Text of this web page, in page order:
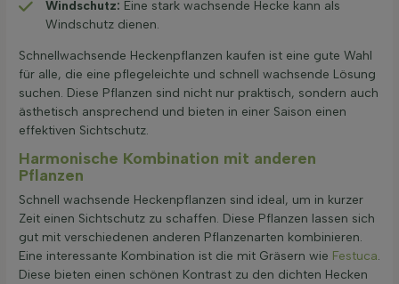
Windschutz: Eine stark wachsende Hecke kann als
Windschutz dienen.
Schnellwachsende Heckenpflanzen kaufen ist eine gute Wahl
für alle, die eine pflegeleichte und schnell wachsende Lösung
suchen. Diese Pflanzen sind nicht nur praktisch, sondern auch
ästhetisch ansprechend und bieten in einer Saison einen
effektiven Sichtschutz.
Harmonische Kombination mit anderen
Pflanzen
Schnell wachsende Heckenpflanzen sind ideal, um in kurzer
Zeit einen Sichtschutz zu schaffen. Diese Pflanzen lassen sich
gut mit verschiedenen anderen Pflanzenarten kombinieren.
Eine interessante Kombination ist die mit Gräsern wie Festuca.
Diese bieten einen schönen Kontrast zu den dichten Hecken